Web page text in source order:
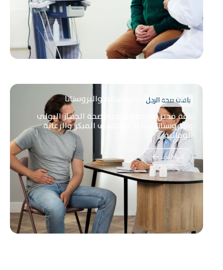
باقة فحص الكلى والمثانة والبروستاتا
باقة فحص موجهة لتقييم صحة الجهاز البولي
والبروستاتا، بما يدعمالكشف المبكر والرعاية
الوقائية.
اقرأ المزيد
باقات صحة الرجل